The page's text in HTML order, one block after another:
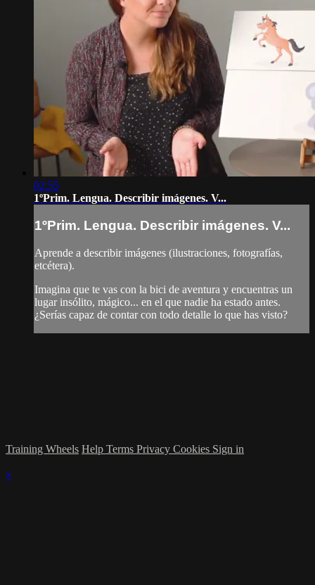
02:55
1ºPrim. Lengua. Describir imágenes. V...
1ºPrim. Lengua. Describir imágenes. V...
Aprende a describir imágenes (ilustraciones, fotografías,
etcétera).
Imagina que te vas con la bici de aventura y encuentras un
lugar insólito, mágico... en el que nadie ha estado antes.
¿Serías capaz de contar con todo detalle lo que has visto?
Training Wheels Help Terms Privacy Cookies Sign in
×